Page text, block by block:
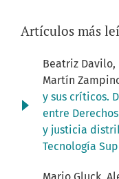
Artículos más
Beatriz Davilo,
Martín
y sus críticos.
entre
y justicia
Tecnología